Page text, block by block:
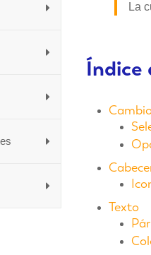
La
Índice
Texto